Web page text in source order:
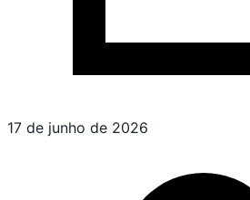
17 de junho de 2026